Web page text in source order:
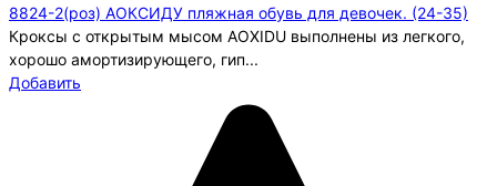
8824-2(роз) АОКСИДУ пляжная обувь для девочек. (24-35)
Кроксы с открытым мысом AOXIDU выполнены из легкого,
хорошо амортизирующего, гип...
Добавить